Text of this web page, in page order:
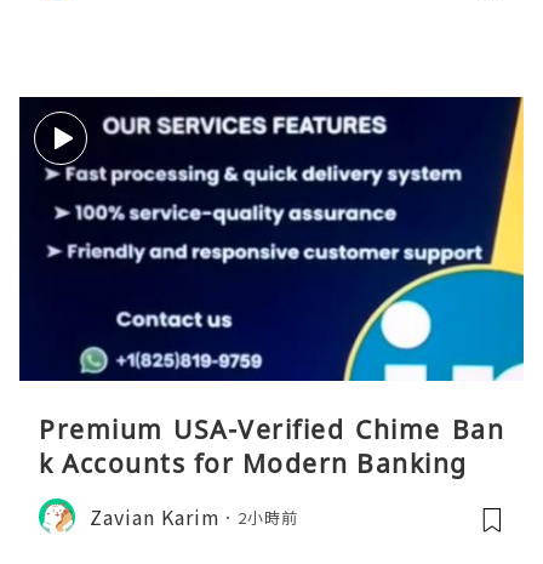
Premium USA-Verified Chime Ban
k Accounts for Modern Banking
Zavian Karim 2小時前